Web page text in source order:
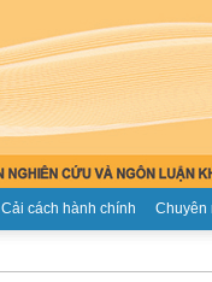
Cải cách hành chính Chuyên